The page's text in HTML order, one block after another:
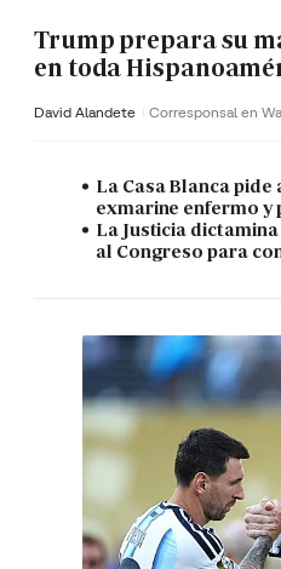
Trump prepara su
en toda
David Alandete Corresponsal en
La Casa Blanca pide
exmarine enfermo y
La Justicia
al Congreso para